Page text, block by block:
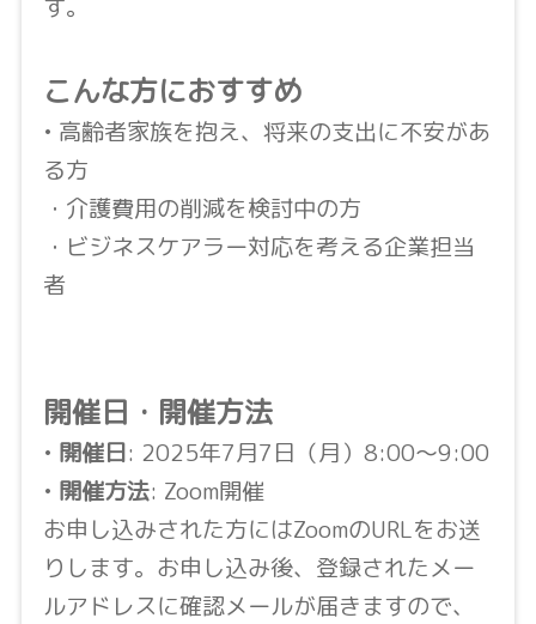
す。
こんな方におすすめ
• 高齢者家族を抱え、将来の支出に不安があ
る方
・介護費用の削減を検討中の方
・ビジネスケアラー対応を考える企業担当
者
開催日・開催方法
• 開催日: 2025年7月7日（月）8:00〜9:00
• 開催方法: Zoom開催
お申し込みされた方にはZoomのURLをお送
りします。お申し込み後、登録されたメー
ルアドレスに確認メールが届きますので、